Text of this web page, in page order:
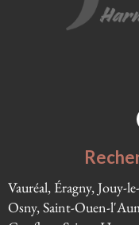
Vauréal, Éragny, Jouy-
Osny, Saint-Ouen-